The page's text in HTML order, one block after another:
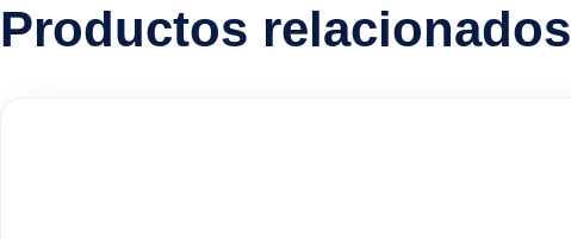
Productos relacionados